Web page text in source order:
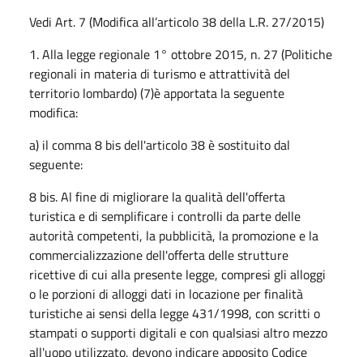
Vedi Art. 7 (Modifica all’articolo 38 della L.R. 27/2015)
1. Alla legge regionale 1° ottobre 2015, n. 27 (Politiche
regionali in materia di turismo e attrattività del
territorio lombardo) (7)è apportata la seguente
modifica:
a) il comma 8 bis dell'articolo 38 è sostituito dal
seguente:
8 bis. Al fine di migliorare la qualità dell'offerta
turistica e di semplificare i controlli da parte delle
autorità competenti, la pubblicità, la promozione e la
commercializzazione dell'offerta delle strutture
ricettive di cui alla presente legge, compresi gli alloggi
o le porzioni di alloggi dati in locazione per finalità
turistiche ai sensi della legge 431/1998, con scritti o
stampati o supporti digitali e con qualsiasi altro mezzo
all'uopo utilizzato, devono indicare apposito Codice